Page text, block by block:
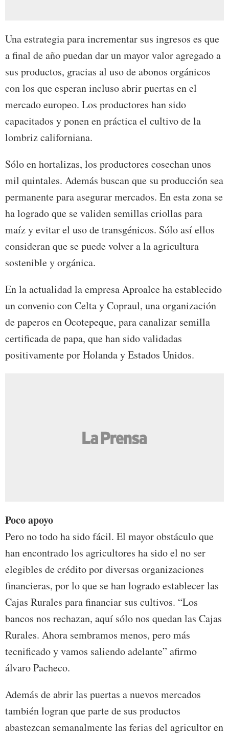
Una estrategia para incrementar sus ingresos es que
a final de año puedan dar un mayor valor agregado a
sus productos, gracias al uso de abonos orgánicos
con los que esperan incluso abrir puertas en el
mercado europeo. Los productores han sido
capacitados y ponen en práctica el cultivo de la
lombriz californiana.
Sólo en hortalizas, los productores cosechan unos
mil quintales. Además buscan que su producción sea
permanente para asegurar mercados. En esta zona se
ha logrado que se validen semillas criollas para
maíz y evitar el uso de transgénicos. Sólo así ellos
consideran que se puede volver a la agricultura
sostenible y orgánica.
En la actualidad la empresa Aproalce ha establecido
un convenio con Celta y Copraul, una organización
de paperos en Ocotepeque, para canalizar semilla
certificada de papa, que han sido validadas
positivamente por Holanda y Estados Unidos.
Poco apoyo
Pero no todo ha sido fácil. El mayor obstáculo que
han encontrado los agricultores ha sido el no ser
elegibles de crédito por diversas organizaciones
financieras, por lo que se han logrado establecer las
Cajas Rurales para financiar sus cultivos. “Los
bancos nos rechazan, aquí sólo nos quedan las Cajas
Rurales. Ahora sembramos menos, pero más
tecnificado y vamos saliendo adelante” afirmo
álvaro Pacheco.
Además de abrir las puertas a nuevos mercados
también logran que parte de sus productos
abastezcan semanalmente las ferias del agricultor en